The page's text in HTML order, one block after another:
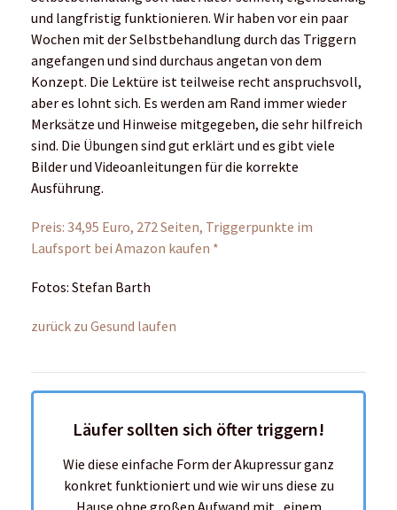
Ausführung.
Preis: 34,95 Euro, 272 Seiten, Triggerpunkte im
Laufsport bei Amazon kaufen *
Fotos: Stefan Barth
zurück zu Gesund laufen
Läufer sollten sich öfter triggern!
Wie diese einfache Form der Akupressur ganz
Hause ohne großen Aufwand mit „einem
erfährst du hier imPodcast mit Stefan Barth
und Thomas Marx.